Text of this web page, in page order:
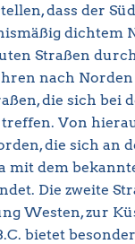
dass der
dichtem
Straßen
nach
die sich bei
treffen. Von
die sich an
mit dem
Die zweite
Westen, zur
bietet